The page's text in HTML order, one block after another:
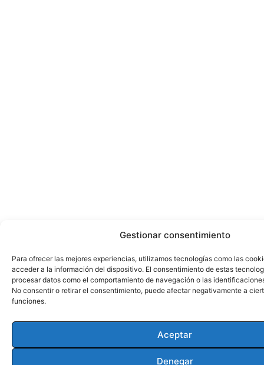
Gestionar consentimiento
Para ofrecer las mejores experiencias, utilizamos tecnologías como las
acceder a la información del dispositivo. El consentimiento de estas
procesar datos como el comportamiento de navegación o las
No consentir o retirar el consentimiento, puede afectar negativamente a
funciones.
Aceptar
Denegar